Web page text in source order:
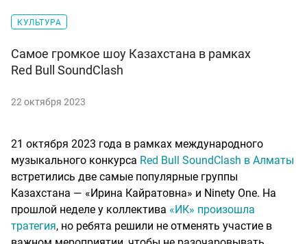
КУЛЬТУРА
Самое громкое шоу Казахстана в рамках
Red Bull SoundClash
22 октября 2023
21 октября 2023 года в рамках международного
музыкального конкурса Red Bull SoundClash в Алматы
встретились две самые популярные группы
Казахстана — «Ирина Кайратовна» и Ninety One. На
прошлой неделе у коллектива «ИК» произошла
тратегия, но ребята решили не отменять участие в